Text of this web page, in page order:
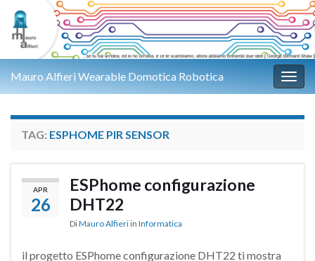
Mauro Alfieri Wearable Domotica Robotica
TAG: ESPHOME PIR SENSOR
APR
26
ESPhome configurazione
DHT22
DiMauro Alfieri in Informatica
il progetto ESPhome configurazione DHT22 ti mostra